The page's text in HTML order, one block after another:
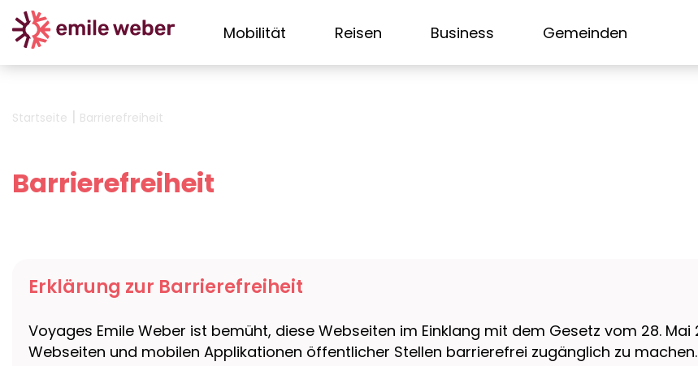
Mobilität Reisen Business Gemeinden
Startseite | Barrierefreiheit
Barrierefreiheit
Erklärung zur Barrierefreiheit
Voyages Emile Weber ist bemüht, diese Webseiten im Einklang mit dem Gesetz vom 28.
Webseiten und mobilen Applikationen öffentlicher Stellen barrierefrei zugänglich zu machen.